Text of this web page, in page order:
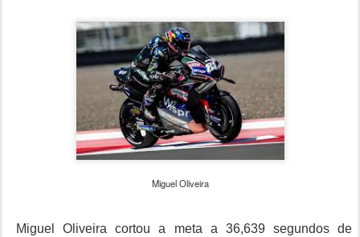
Miguel Oliveira
Miguel Oliveira cortou a meta a 36,639 segundos de